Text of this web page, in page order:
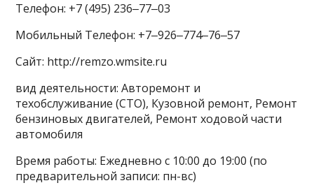
Телефон: +7 (495) 236‒77‒03
Мобильный Телефон: +7‒926‒774‒76‒57
Сайт: http://remzo.wmsite.ru
вид деятельности: Авторемонт и
техобслуживание (СТО), Кузовной ремонт, Ремонт
бензиновых двигателей, Ремонт ходовой части
автомобиля
Время работы: Ежедневно с 10:00 до 19:00 (по
предварительной записи: пн-вс)